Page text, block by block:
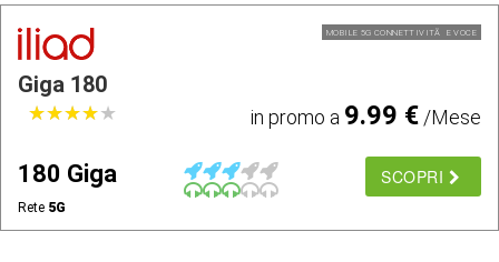
MOBILE 5G CONNETTIVITÃ E VOCE
Giga 180
★★★★★
★★★★★ in promo a 9.99 €/Mese
180 Giga
Rete 5G
SCOPRI